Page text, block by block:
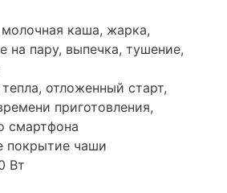
каша, жарка,
на пару, выпечка, тушение,
отложенный старт,
приготовления,
смартфона
покрытие чаши
Вт